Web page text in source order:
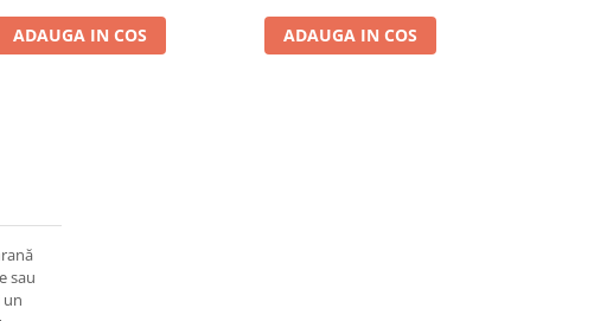
ADAUGA IN COS ADAUGA IN COS
sau
un